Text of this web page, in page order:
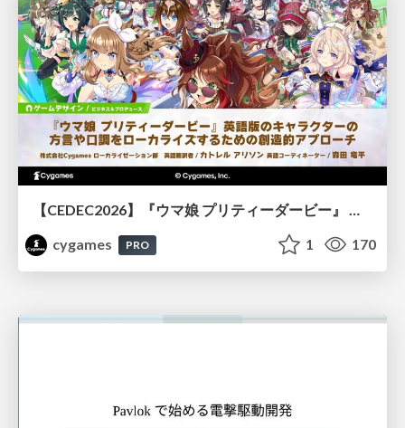
【CEDEC2026】『ウマ娘 プリティーダービー』 英語版のキャラクターの方言や口調をローカライズするための創造的アプローチ
cygames
PRO 1 170